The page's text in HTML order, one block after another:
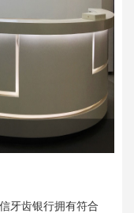
牙齿银行拥有符合